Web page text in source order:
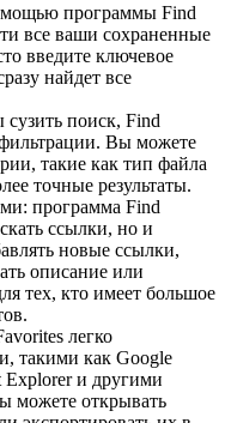
программы Find
все ваши сохраненные
введите ключевое
найдет все
сузить поиск, Find
Вы можете
такие как тип файла
точные результаты.
программа Find
ссылки, но и
новые ссылки,
описание или
тех, кто имеет большое
легко
такими как Google
Explorer и другими
можете открывать